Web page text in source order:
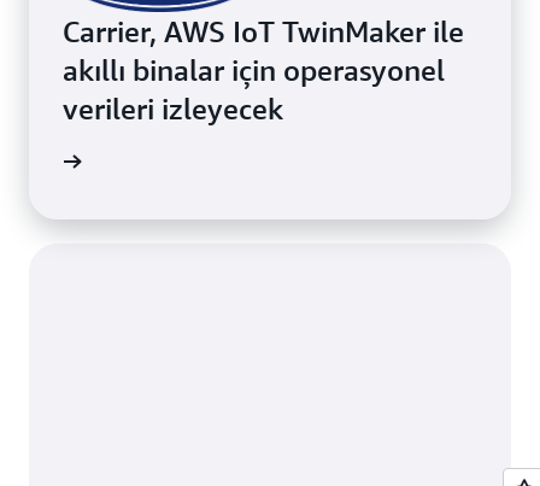
Carrier, AWS IoT TwinMaker ile
akıllı binalar için operasyonel
verileri izleyecek